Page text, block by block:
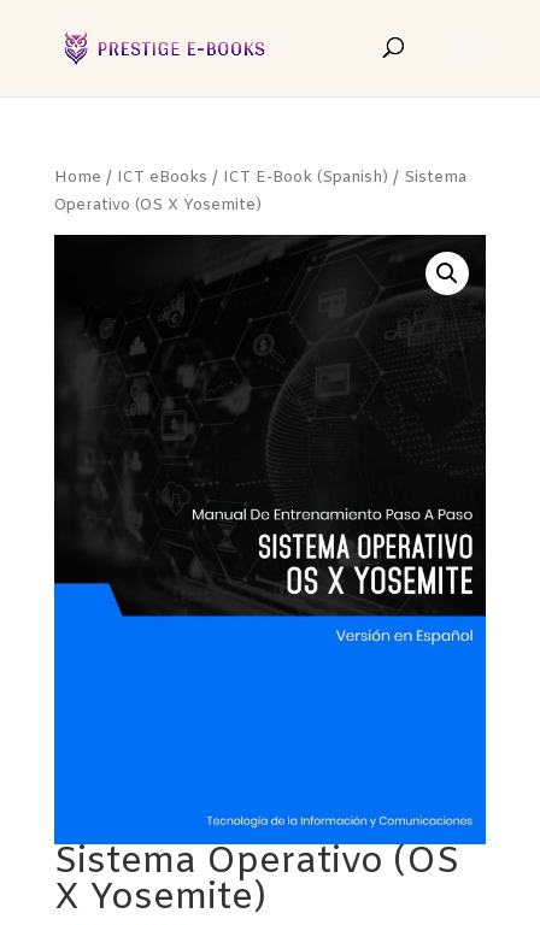
Home / ICT eBooks / ICT E-Book (Spanish) / Sistema
Operativo (OS X Yosemite)
Sistema Operativo (OS
X Yosemite)